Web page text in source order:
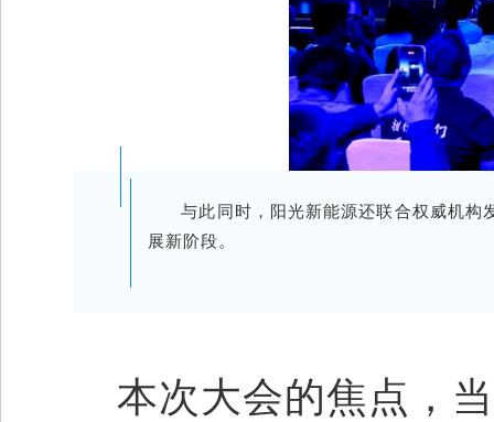
与此同时，阳光新能源还联合权威机构
展新阶段。
本次大会的焦点，